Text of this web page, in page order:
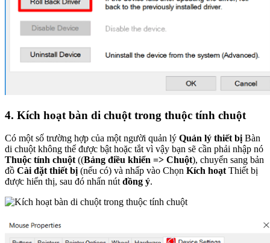
4. Kích hoạt bàn di chuột trong thuộc tính chuột
Có một số trường hợp của một người quản lý Quản lý thiết bị Bàn
di chuột không thể được bật hoặc tắt vì vậy bạn sẽ cần phải nhập nó
Thuộc tính chuột ((Bảng điều khiển => Chuột), chuyển sang bản
đồ Cài đặt thiết bị (nếu có) và nhấp vào Chọn Kích hoạt Thiết bị
được hiển thị, sau đó nhấn nút đồng ý.